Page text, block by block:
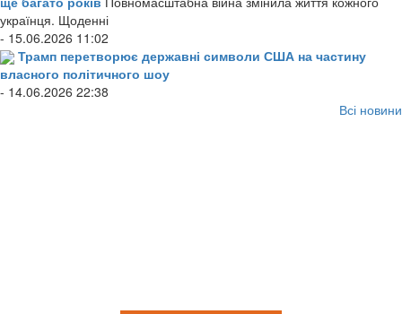
українця. Щоденні
- 15.06.2026 11:02
Трамп перетворює державні символи США на частину
власного політичного шоу
- 14.06.2026 22:38
Всі новини